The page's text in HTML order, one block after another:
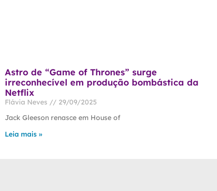
Astro de “Game of Thrones” surge
irreconhecível em produção bombástica da
Netflix
Flávia Neves
29/09/2025
Jack Gleeson renasce em House of
Leia mais »